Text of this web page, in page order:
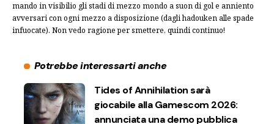
mando in visibilio gli stadi di mezzo mondo a suon di gol e anniento
avversari con ogni mezzo a disposizione (dagli hadouken alle spade
infuocate). Non vedo ragione per smettere, quindi continuo!
Potrebbe interessarti anche
Tides of Annihilation sarà
giocabile alla Gamescom 2026:
annunciata una demo pubblica